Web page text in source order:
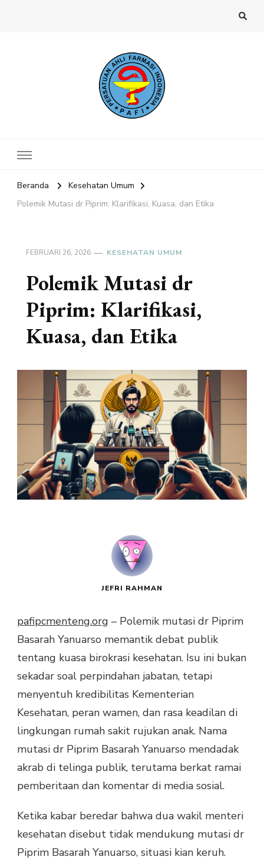
Beranda
Kesehatan Umum
Polemik Mutasi dr Piprim: Klarifikasi, Kuasa, dan Etika
FEBRUARI 26, 2026 KESEHATAN UMUM
Polemik Mutasi dr
Piprim: Klarifikasi,
Kuasa, dan Etika
JEFRI RAHMAN
pafipcmenteng.org – Polemik mutasi dr Piprim
Basarah Yanuarso memantik debat publik
tentang kuasa birokrasi kesehatan. Isu ini bukan
sekadar soal perpindahan jabatan, tetapi
menyentuh kredibilitas Kementerian
Kesehatan, peran wamen, dan rasa keadilan di
lingkungan rumah sakit rujukan anak. Nama
mutasi dr Piprim Basarah Yanuarso mendadak
akrab di telinga publik, terutama berkat ramai
pemberitaan dan komentar di media sosial.
Ketika kabar beredar bahwa dua wakil menteri
kesehatan disebut tidak mendukung mutasi dr
Piprim Basarah Yanuarso, situasi kian keruh.